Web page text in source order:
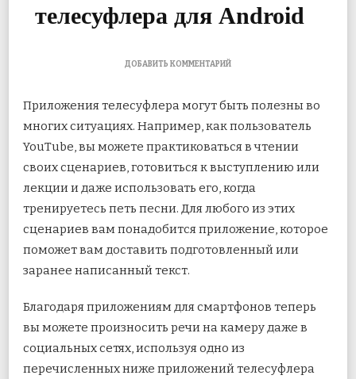
телесуфлера для Android
ДОБАВИТЬ КОММЕНТАРИЙК
ЛУЧШИХ
ТЕЛЕСУФЛЕРА
ДЛЯ
Приложения телесуфлера могут быть полезны во
многих ситуациях. Например, как пользователь
YouTube, вы можете практиковаться в чтении
своих сценариев, готовиться к выступлению или
лекции и даже использовать его, когда
тренируетесь петь песни. Для любого из этих
сценариев вам понадобится приложение, которое
поможет вам доставить подготовленный или
заранее написанный текст.
Благодаря приложениям для смартфонов теперь
вы можете произносить речи на камеру даже в
социальных сетях, используя одно из
перечисленных ниже приложений телесуфлера